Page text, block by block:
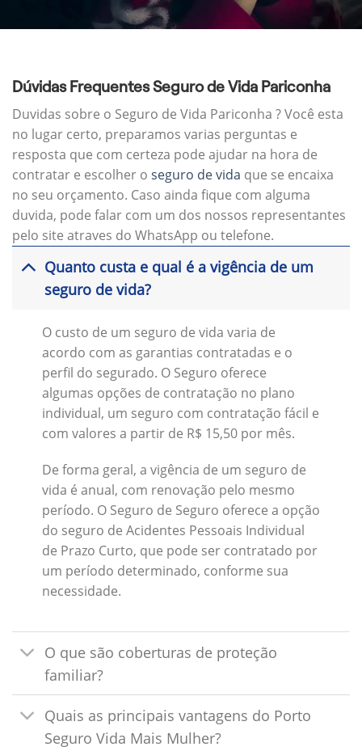
Dúvidas Frequentes Seguro de Vida Pariconha
Duvidas sobre o Seguro de Vida Pariconha ? Você esta
no lugar certo, preparamos varias perguntas e
resposta que com certeza pode ajudar na hora de
contratar e escolher o seguro de vida que se encaixa
no seu orçamento. Caso ainda fique com alguma
duvida, pode falar com um dos nossos representantes
pelo site atraves do WhatsApp ou telefone.
Quanto custa e qual é a vigência de um
seguro de vida?
O custo de um seguro de vida varia de
acordo com as garantias contratadas e o
perfil do segurado. O Seguro oferece
algumas opções de contratação no plano
individual, um seguro com contratação fácil e
com valores a partir de R$ 15,50 por mês.
De forma geral, a vigência de um seguro de
vida é anual, com renovação pelo mesmo
período. O Seguro de Seguro oferece a opção
do seguro de Acidentes Pessoais Individual
de Prazo Curto, que pode ser contratado por
um período determinado, conforme sua
necessidade.
O que são coberturas de proteção
familiar?
Quais as principais vantagens do Porto
Seguro Vida Mais Mulher?